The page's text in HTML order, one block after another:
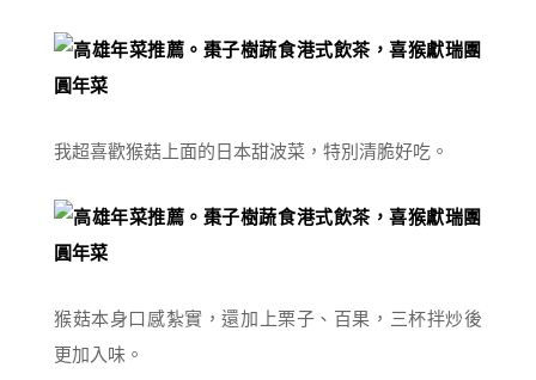
我超喜歡猴菇上面的日本甜波菜，特別清脆好吃。
猴菇本身口感紮實，還加上栗子、百果，三杯拌炒後
更加入味。